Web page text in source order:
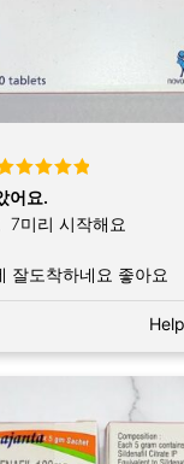
5
어요.
7미리 시작해요
잘도착하네요 좋아요